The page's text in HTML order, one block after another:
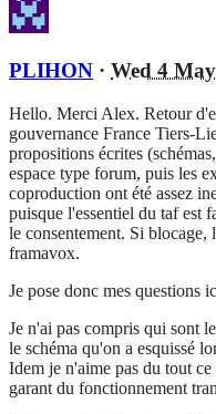
PLIHON · Wed 4
Hello. Merci Alex. Retour
gouvernance France Tiers-
propositions écrites
espace type forum, puis les
coproduction ont été assez
puisque l'essentiel du taf est
le consentement. Si blocage,
framavox.
Je pose donc mes questions
Je n'ai pas compris qui sont
le schéma qu'on a esquissé
Idem je n'aime pas du tout
garant du fonctionnement